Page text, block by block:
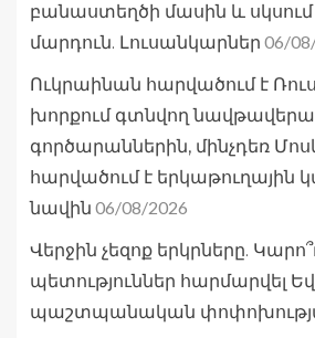
բանաստեղծի մասին և սկսում
մարդուն. Լուսանկարներ 06/
Ուկրաինան հարվածում է
խորքում գտնվող
գործարաններին, մինչդեռ
հարվածում է երկաթուղային
նավին 06/08/2026
Վերջին չեզոք երկրները.
պետություններ հարմարվել
պաշտպանական